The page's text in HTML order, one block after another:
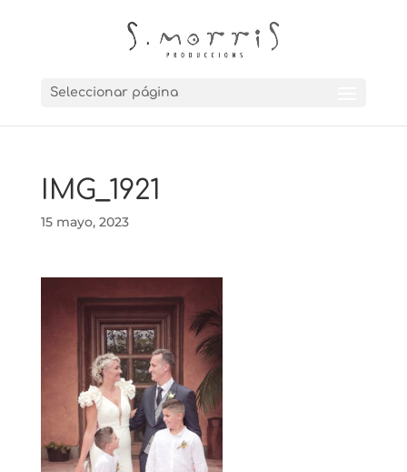
Seleccionar página
IMG_1921
15 mayo, 2023